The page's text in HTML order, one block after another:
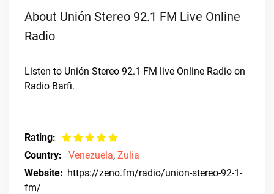
About Unión Stereo 92.1 FM Live Online
Radio
Listen to Unión Stereo 92.1 FM live Online Radio on
Radio Barfi.
Rating:
Country:
Venezuela, Zulia
Website: https://zeno.fm/radio/union-stereo-92-1-
fm/